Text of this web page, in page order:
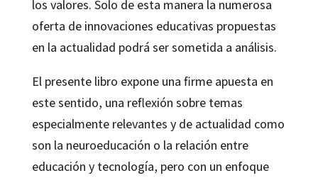
los valores. Solo de esta manera la numerosa
oferta de innovaciones educativas propuestas
en la actualidad podrá ser sometida a análisis.
El presente libro expone una firme apuesta en
este sentido, una reflexión sobre temas
especialmente relevantes y de actualidad como
son la neuroeducación o la relación entre
educación y tecnología, pero con un enfoque